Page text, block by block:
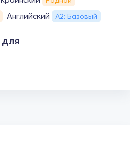
Английский А2: Базовый